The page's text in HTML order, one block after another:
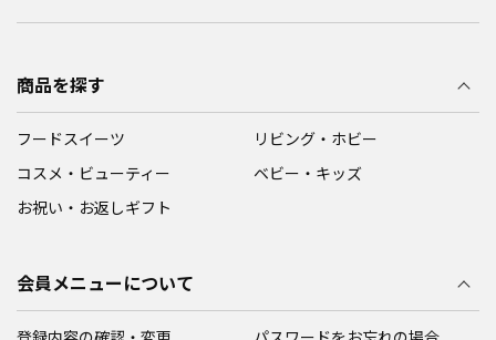
商品を探す
フードスイーツ
リビング・ホビー
コスメ・ビューティー
ベビー・キッズ
お祝い・お返しギフト
会員メニューについて